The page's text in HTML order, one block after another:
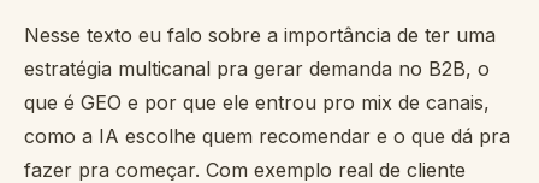
Nesse texto eu falo sobre a importância de ter uma
estratégia multicanal pra gerar demanda no B2B, o
que é GEO e por que ele entrou pro mix de canais,
como a IA escolhe quem recomendar e o que dá pra
fazer pra começar. Com exemplo real de cliente